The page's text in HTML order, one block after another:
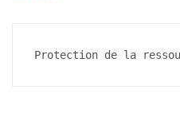
Protection de la